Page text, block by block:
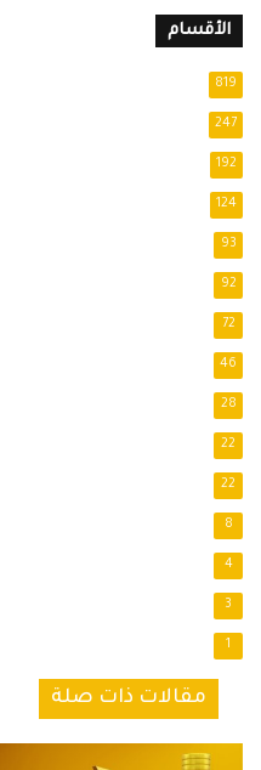
الأقسام
819
247
192
124
93
92
72
46
28
22
22
8
4
3
1
مقالات ذات صلة